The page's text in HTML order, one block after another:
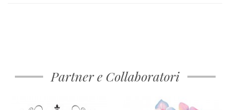
Partner e Collaboratori